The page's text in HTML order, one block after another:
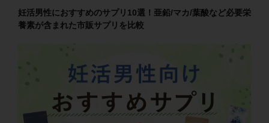
妊活男性におすすめのサプリ10選！亜鉛/マカ/葉酸など必要栄
養素が含まれた市販サプリを比較